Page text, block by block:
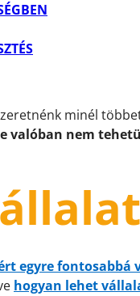
minél
valóban nem
egyre fontosabbá
hogyan lehet